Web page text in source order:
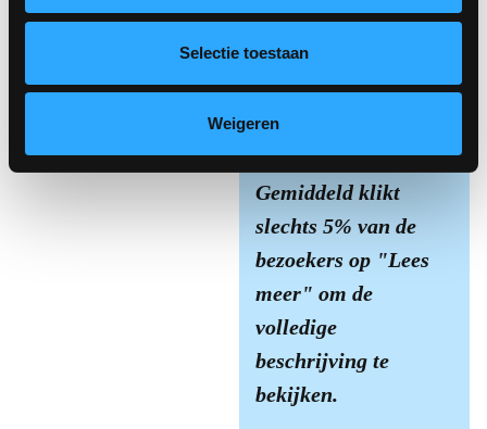
Selectie toestaan
Weigeren
wanneer je op het kleine
pijltje naast de korte
Gemiddeld klikt
slechts 5% van de
bezoekers op "Lees
meer" om de
volledige
beschrijving te
bekijken.